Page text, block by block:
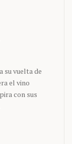
su vuelta de
el vino
con sus